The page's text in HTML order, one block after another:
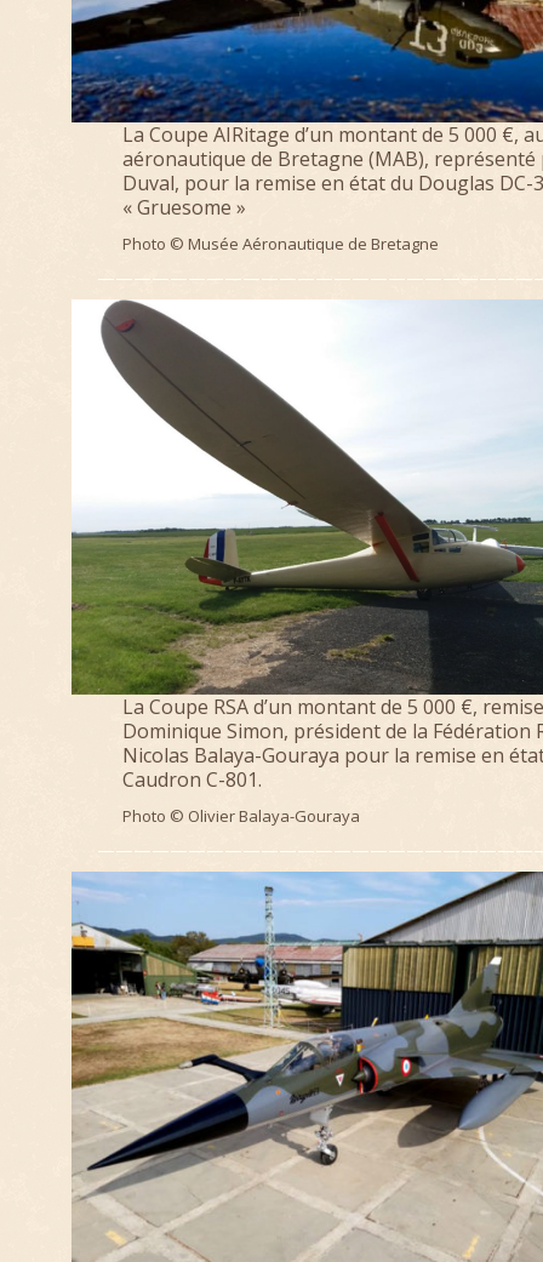
La Coupe AIRitage d’un montant de 5 000 €,
aéronautique de Bretagne (MAB), représenté
Duval, pour la remise en état du Douglas DC-
« Gruesome »
Photo © Musée Aéronautique de Bretagne
La Coupe RSA d’un montant de 5 000 €,
Dominique Simon, président de la Fédération
Nicolas Balaya-Gouraya pour la remise en
Caudron C-801.
Photo © Olivier Balaya-Gouraya